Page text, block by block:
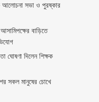
আলোচনা সভা ও পুরষ্কার
বাড়িতে
ঘোষণা দিলেন শিক্ষক
সকল মানুষের চোখে